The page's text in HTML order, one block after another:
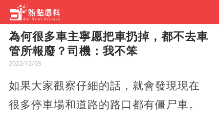
為何很多車主寧愿把車扔掉，都不去車
管所報廢？司機：我不笨
2022/12/03
如果大家觀察仔細的話，就會發現現在
很多停車場和道路的路口都有僵尸車。